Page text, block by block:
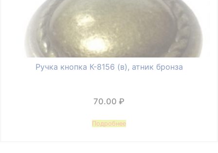
Ручка кнопка К-8156 (в), атник бронза
70.00 ₽
Подробнее